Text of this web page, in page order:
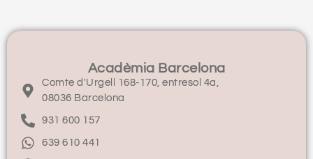
Acadèmia Barcelona
Comte d'Urgell 168-170, entresol 4a,
08036 Barcelona
931 600 157
639 610 441